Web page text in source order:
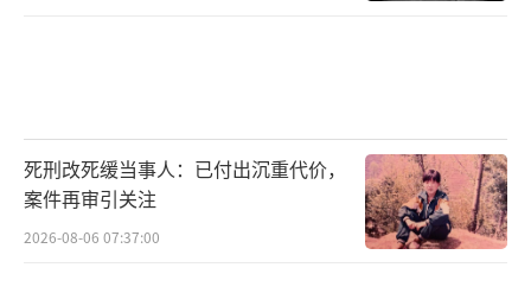
死刑改死缓当事人：已付出沉重代价，
案件再审引关注
2026-08-06 07:37:00